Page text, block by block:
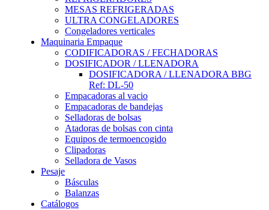
MESAS REFRIGERADAS
ULTRA CONGELADORES
Congeladores verticales
Maquinaria Empaque
CODIFICADORAS / FECHADORAS
DOSIFICADOR / LLENADORA
DOSIFICADORA / LLENADORA BBG
Ref: DL-50
Empacadoras al vacio
Empacadoras de bandejas
Selladoras de bolsas
Atadoras de bolsas con cinta
Equipos de termoencogido
Clipadoras
Selladora de Vasos
Pesaje
Básculas
Balanzas
Catálogos